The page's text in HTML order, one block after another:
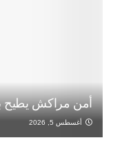
أمن مراكش يطيح
أغسطس 5, 2026